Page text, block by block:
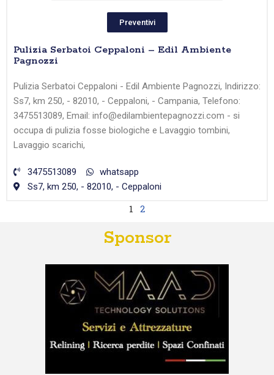
Preventivi
Pulizia Serbatoi Ceppaloni – Edil Ambiente
Pagnozzi
Pulizia Serbatoi Ceppaloni - Edil Ambiente Pagnozzi, Indirizzo:
Ss7, km 250, - 82010, - Ceppaloni, - Campania, Telefono:
3475513089, Email: info@edilambientepagnozzi.com - si
occupa di pulizia fosse biologiche e Lavaggio tombini,
Lavaggio scarichi,
3475513089
whatsapp
Ss7, km 250, - 82010, - Ceppaloni
1 2
Sponsor